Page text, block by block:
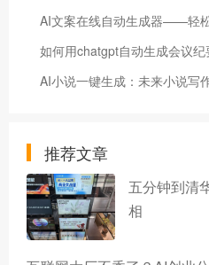
AI文案在线自动生成器——轻
如何用chatgpt自动生成会议纪
AI小说一键生成：未来小说写
推荐文章
五分钟到清
相